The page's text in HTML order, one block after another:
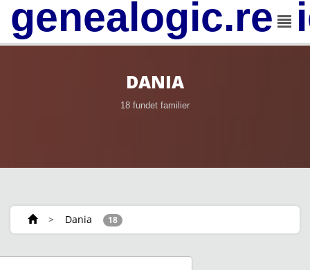
DANIA
18 fundet familier
> Dania 18